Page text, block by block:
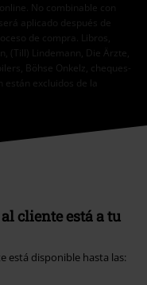
No combinable con
aplicado después de
de compra. Libros,
(Till) Lindemann, Die Ärzte,
Böhse Onkelz, cheques-
excluidos de la
cliente está a tu
está disponible hasta las: